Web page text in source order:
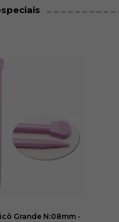
Grande N:08mm -